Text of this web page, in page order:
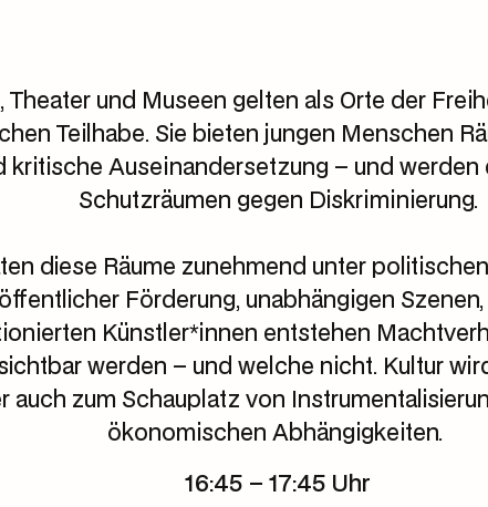
Theater und Museen gelten als Orte der
Teilhabe. Sie bieten jungen Menschen
kritische Auseinandersetzung – und
Schutzräumen gegen Diskriminierung.
diese Räume zunehmend unter
Förderung, unabhängigen
Künstler*innen entstehen
werden – und welche nicht. Kultur
auch zum Schauplatz von
ökonomischen Abhängigkeiten.
16:45 – 17:45 Uhr